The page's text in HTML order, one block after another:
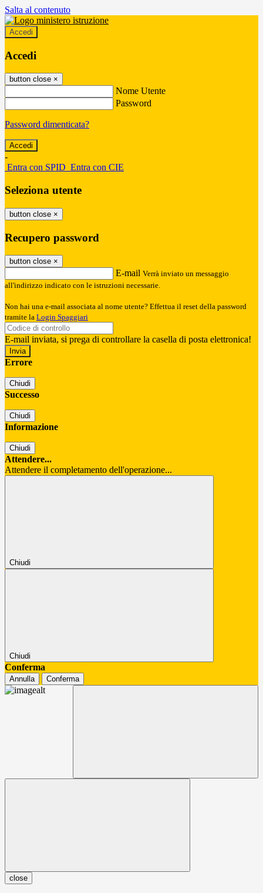
Salta al contenuto
Accedi
Accedi
button close ×
Nome Utente
Password
Password dimenticata?
-
Entra con SPID Entra con CIE
Seleziona utente
button close ×
Recupero password
button close ×
E-mail Verrà inviato un messaggio
all'indirizzo indicato con le istruzioni necessarie.
Non hai una e-mail associata al nome utente? Effettua il reset della password
tramite la Login Spaggiari
E-mail inviata, si prega di controllare la casella di posta elettronica!
Errore
Chiudi
Successo
Chiudi
Informazione
Chiudi
Attendere...
Attendere il completamento dell'operazione...
Chiudi
Chiudi
Conferma
Annulla Conferma
close